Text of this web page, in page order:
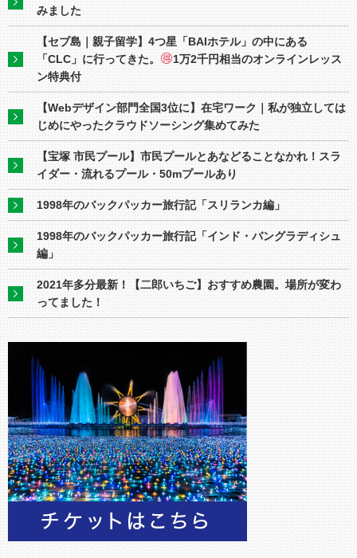
みました
【セブ島｜親子留学】4つ星「BAIホテル」の中にある
「CLC」に行ってきた。
1万2千円相当のオンラインレッス
ン特典付
【Webデザイン部門全国3位に】在宅ワーク｜私が独立しては
じめにやったクラウドソーシング集めてみた
【宝塚 市民プール】市民プールとあなどることなかれ！スラ
イダー・流れるプール・50mプールあり
1998年のバックパッカー旅行記「スリランカ編」
1998年のバックパッカー旅行記「インド・バングラディシュ
編」
2021年多分最新！【二郎いちご】おすすめ農園。場所が変わ
ってました！